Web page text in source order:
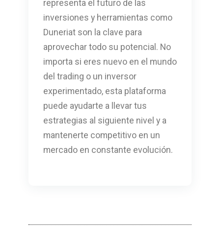
representa el futuro de las
inversiones y herramientas como
Duneriat son la clave para
aprovechar todo su potencial. No
importa si eres nuevo en el mundo
del trading o un inversor
experimentado, esta plataforma
puede ayudarte a llevar tus
estrategias al siguiente nivel y a
mantenerte competitivo en un
mercado en constante evolución.